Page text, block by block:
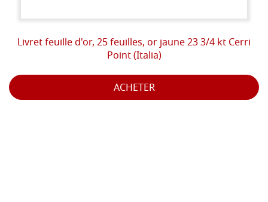
Livret feuille d'or, 25 feuilles, or jaune 23 3/4 kt Cerri
Point (Italia)
ACHETER